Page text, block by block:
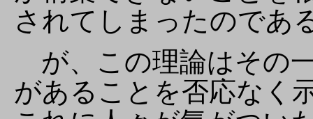
されてしまったのであ
が、この理論はその
があることを否応なく